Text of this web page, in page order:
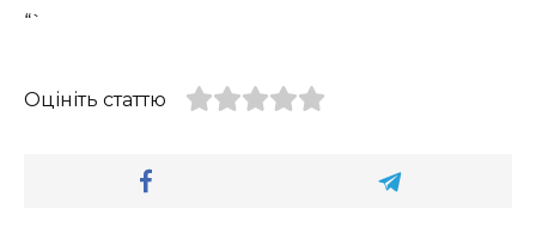
“`
Оцініть статтю